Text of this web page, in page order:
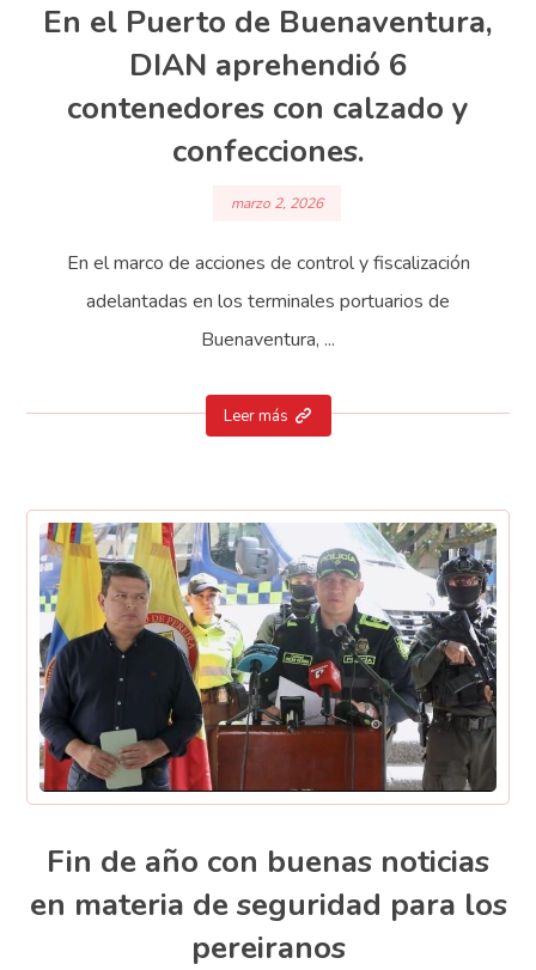
En el Puerto de Buenaventura,
DIAN aprehendió 6
contenedores con calzado y
confecciones.
marzo 2, 2026
En el marco de acciones de control y fiscalización
adelantadas en los terminales portuarios de
Buenaventura, ...
Leer más
Fin de año con buenas noticias
en materia de seguridad para los
pereiranos